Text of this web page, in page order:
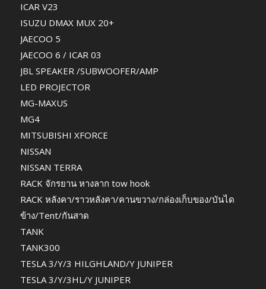
ICAR V23
ISUZU DMAX MUX 20+
JAECOO 5
JAECOO 6 / ICAR 03
JBL SPEAKER /SUBWOOFER/AMP
LED PROJECTOR
MG-MAXUS
MG4
MITSUBISHI XFORCE
NISSAN
NISSAN TERRA
RACK จักรยาน หางลาก tow hook
RACK หลังคา/ราวหลังคา/คานขวาง/กล่องเก็บของ/บันได
ข้าง/Tent/กันสาด
TANK
TANK300
TESLA 3/Y/3 HILGHLAND/Y JUNIPER
TESLA 3/Y/3HL/Y JUNIPER